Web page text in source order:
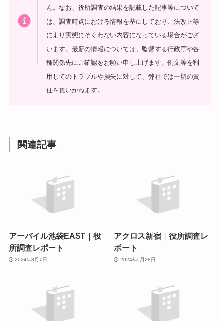
ん。なお、役所調査の結果を記載した記事等について
は、調査時点における情報を基にしており、法改正等
により実態にそぐわない内容になっている場合がござ
います。最新の情報については、監督する行政庁や各
種関係先にご確認をお願い申し上げます。例文等を利
用してのトラブルや損失に対して、弊社では一切の責
任を負いかねます。
関連記事
アーバイル池袋EAST｜役
所調査レポート
2024年8月7日
アクロス新宿｜役所調査レ
ポート
2024年6月28日